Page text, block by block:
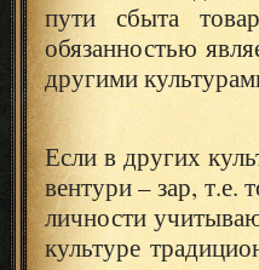
пути сбыта
обязанностью
другими
Если в других
вентури – зар,
личности
культуре